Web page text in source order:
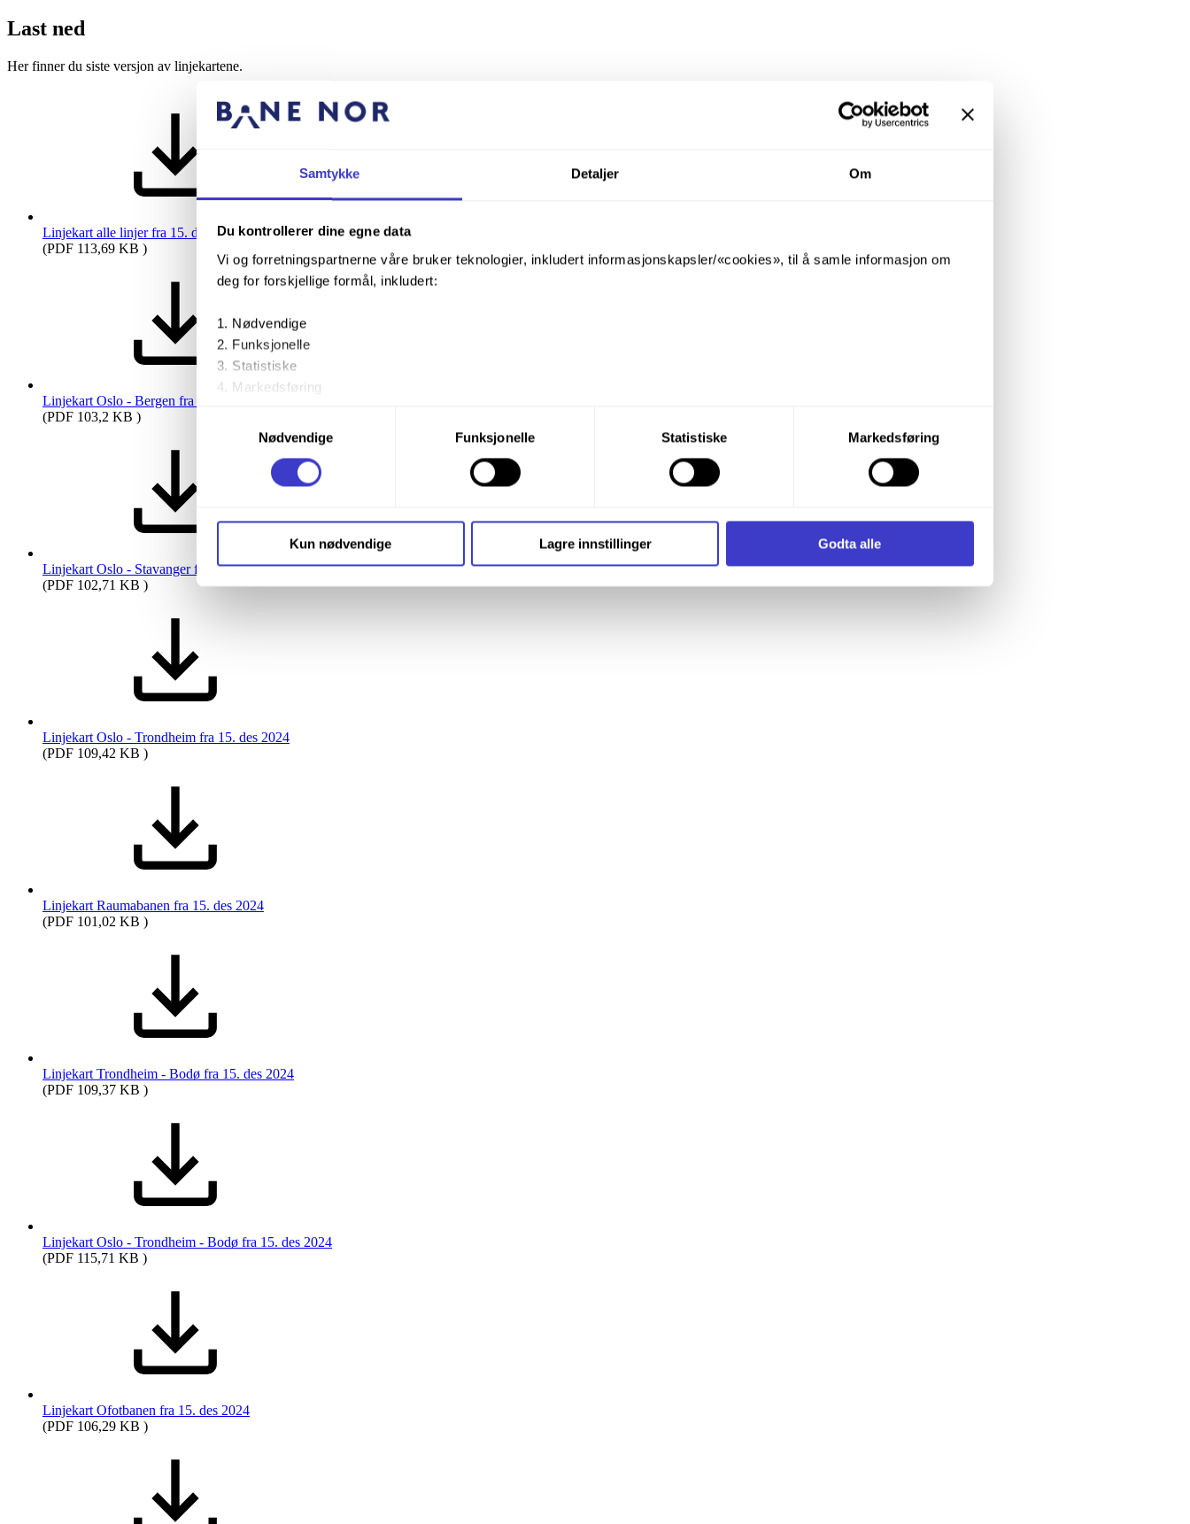
Samtykke Detaljer Om
Du kontrollerer dine egne data
Vi og forretningspartnerne våre bruker teknologier, inkludert informasjonskapsler/«cookies», til å samle informasjon om
deg for forskjellige formål, inkludert:
Nødvendige
Funksjonelle
Statistiske
Markedsføring
Ved å trykke «Godta alle» gir du din tillatelse til alle disse formålene. Du kan også velge formålet du vil samtykke til ved å
trykke på avmerkingsboksen under formålet, og deretter trykke «Lagre innstillingene».
Du kan lese mer om hvordan vi bruker informasjonskapsler og annen teknologi, og hvordan vi samler inn og behandler
personopplysninger på vår side
Informasjonskapsler (Cookies)
Nødvendige
Funksjonelle Statistiske Markedsføring
Kun nødvendige Lagre innstillinger Godta alle
Last ned
Her finner du siste versjon av linjekartene.
Linjekart alle linjer fra 15. des 2024
(PDF 113,69 KB )
Linjekart Oslo - Bergen fra 15. des 2024
(PDF 103,2 KB )
Linjekart Oslo - Stavanger fra 15. des 2024
(PDF 102,71 KB )
Linjekart Oslo - Trondheim fra 15. des 2024
(PDF 109,42 KB )
Linjekart Raumabanen fra 15. des 2024
(PDF 101,02 KB )
Linjekart Trondheim - Bodø fra 15. des 2024
(PDF 109,37 KB )
Linjekart Oslo - Trondheim - Bodø fra 15. des 2024
(PDF 115,71 KB )
Linjekart Ofotbanen fra 15. des 2024
(PDF 106,29 KB )